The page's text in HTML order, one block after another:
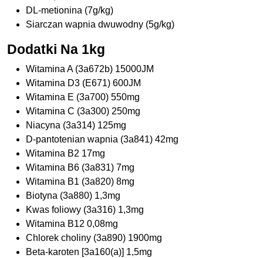
DL-metionina (7g/kg)
Siarczan wapnia dwuwodny (5g/kg)
Dodatki Na 1kg
Witamina A (3a672b) 15000JM
Witamina D3 (E671) 600JM
Witamina E (3a700) 550mg
Witamina C (3a300) 250mg
Niacyna (3a314) 125mg
D-pantotenian wapnia (3a841) 42mg
Witamina B2 17mg
Witamina B6 (3a831) 7mg
Witamina B1 (3a820) 8mg
Biotyna (3a880) 1,3mg
Kwas foliowy (3a316) 1,3mg
Witamina B12 0,08mg
Chlorek choliny (3a890) 1900mg
Beta-karoten [3a160(a)] 1,5mg